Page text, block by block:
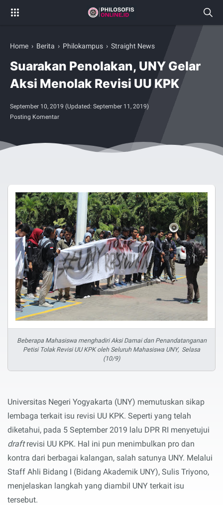
Home › Berita › Philokampus › Straight News
Suarakan Penolakan, UNY Gelar
Aksi Menolak Revisi UU KPK
September 10, 2019 (Updated: September 11, 2019)
Posting Komentar
Beberapa Mahasiswa menghadiri Aksi Damai dan Penandatanganan
Petisi Tolak Revisi UU KPK oleh Seluruh Mahasiswa UNY, Selasa
(10/9)
Universitas Negeri Yogyakarta (UNY) memutuskan sikap
lembaga terkait isu revisi UU KPK. Seperti yang telah
diketahui, pada 5 September 2019 lalu DPR RI menyetujui
draftrevisi UU KPK. Hal ini pun menimbulkan pro dan
kontra dari berbagai kalangan, salah satunya UNY. Melalui
Staff Ahli Bidang I (Bidang Akademik UNY), Sulis Triyono,
menjelaskan langkah yang diambil UNY terkait isu
tersebut.